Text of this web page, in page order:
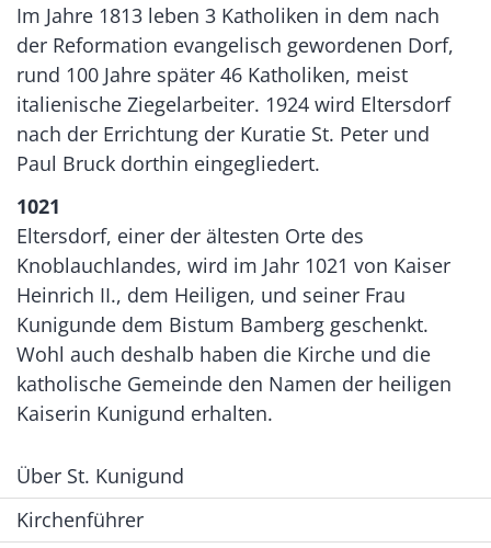
Im Jahre 1813 leben 3 Katholiken in dem nach
der Reformation evangelisch gewordenen Dorf,
rund 100 Jahre später 46 Katholiken, meist
italienische Ziegelarbeiter. 1924 wird Eltersdorf
nach der Errichtung der Kuratie St. Peter und
Paul Bruck dorthin eingegliedert.
1021
Eltersdorf, einer der ältesten Orte des
Knoblauchlandes, wird im Jahr 1021 von Kaiser
Heinrich II., dem Heiligen, und seiner Frau
Kunigunde dem Bistum Bamberg geschenkt.
Wohl auch deshalb haben die Kirche und die
katholische Gemeinde den Namen der heiligen
Kaiserin Kunigund erhalten.
Über St. Kunigund
Kirchenführer